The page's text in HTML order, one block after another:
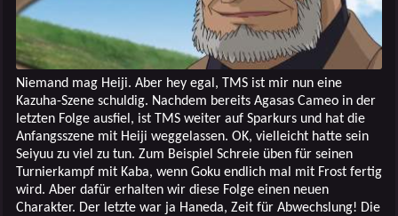
Niemand mag Heiji. Aber hey egal, TMS ist mir nun eine
Kazuha-Szene schuldig. Nachdem bereits Agasas Cameo in der
letzten Folge ausfiel, ist TMS weiter auf Sparkurs und hat die
Anfangsszene mit Heiji weggelassen. OK, vielleicht hatte sein
Seiyuu zu viel zu tun. Zum Beispiel Schreie üben für seinen
Turnierkampf mit Kaba, wenn Goku endlich mal mit Frost fertig
wird. Aber dafür erhalten wir diese Folge einen neuen
Charakter. Der letzte war ja Haneda, Zeit für Abwechslung! Die